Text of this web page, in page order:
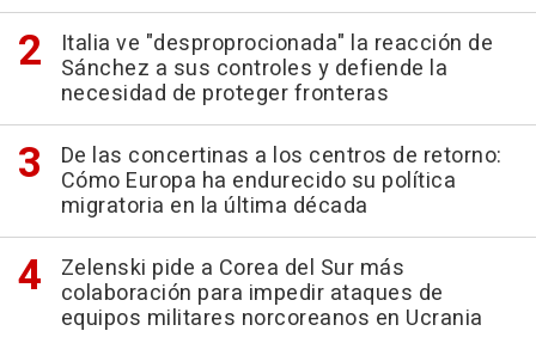
Italia ve "desproprocionada" la reacción de
Sánchez a sus controles y defiende la
necesidad de proteger fronteras
De las concertinas a los centros de retorno:
Cómo Europa ha endurecido su política
migratoria en la última década
Zelenski pide a Corea del Sur más
colaboración para impedir ataques de
equipos militares norcoreanos en Ucrania